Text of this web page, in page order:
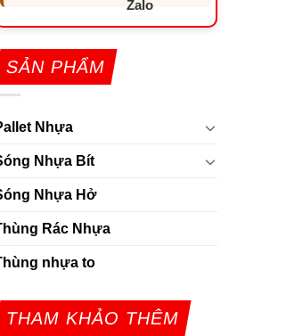
SẢN PHẨM
Nhựa
Nhựa Bít
Nhựa Hở
Rác Nhựa
nhựa to
THAM KHẢO THÊM